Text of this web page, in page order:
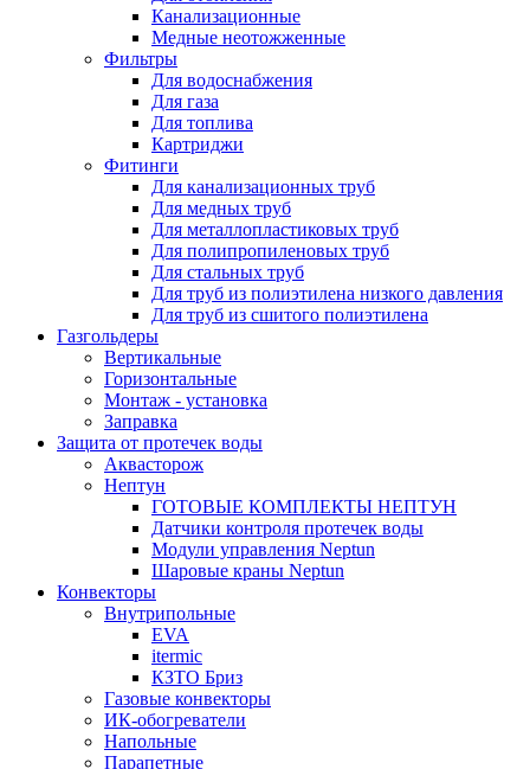
Канализационные
Медные неотожженные
Фильтры
Для водоснабжения
Для газа
Для топлива
Картриджи
Фитинги
Для канализационных труб
Для медных труб
Для металлопластиковых труб
Для полипропиленовых труб
Для стальных труб
Для труб из полиэтилена низкого давления
Для труб из сшитого полиэтилена
Газгольдеры
Вертикальные
Горизонтальные
Монтаж - установка
Заправка
Защита от протечек воды
Аквасторож
Нептун
ГОТОВЫЕ КОМПЛЕКТЫ НЕПТУН
Датчики контроля протечек воды
Модули управления Neptun
Шаровые краны Neptun
Конвекторы
Внутрипольные
EVA
itermic
КЗТО Бриз
Газовые конвекторы
ИК-обогреватели
Напольные
Парапетные